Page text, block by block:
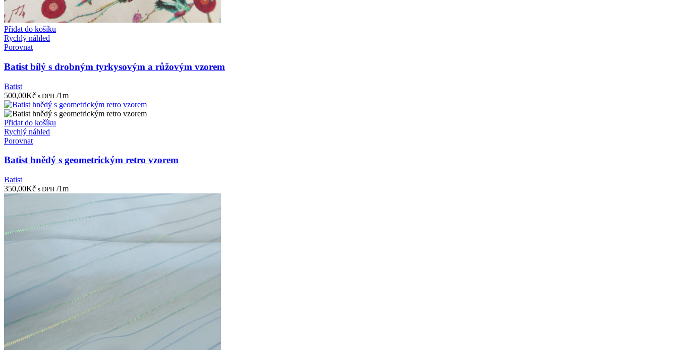
Přidat do košíku
Rychlý náhled
Porovnat
Batist bílý s drobným tyrkysovým a růžovým vzorem
Batist
500,00Kč s DPH /1m
Přidat do košíku
Rychlý náhled
Porovnat
Batist hnědý s geometrickým retro vzorem
Batist
350,00Kč s DPH /1m